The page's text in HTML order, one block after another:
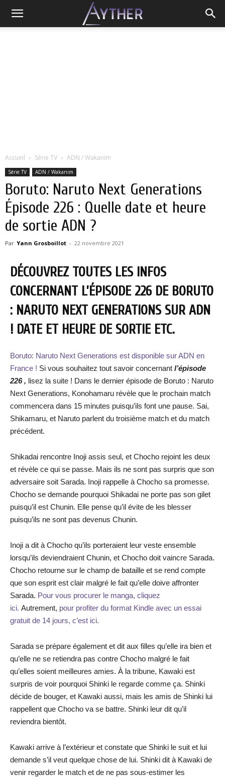
Accueil Série TV ADN / Wakanim
Série TV ADN / Wakanim
Boruto: Naruto Next Generations
Épisode 226 : Quelle date et heure
de sortie ADN ?
Par Yann Grosboillot - 22 novembre 2021
DÉCOUVREZ TOUTES LES INFOS
CONCERNANT L’ÉPISODE 226 DE BORUTO
: NARUTO NEXT GENERATIONS SUR ADN
! DATE ET HEURE DE SORTIE ETC.
Boruto: Naruto Next Generations est disponible sur ADN en
France ! Si vous souhaitez tout savoir concernant l’épisode
226 , lisez la suite ! Dans le dernier épisode de Boruto : Naruto
Next Generations, Konohamaru révèle que le prochain match
commencera dans 15 minutes puisqu’ils font une pause. Sai,
Shikamaru, et Naruto parlent du troisième match et du match
précédent.
Shikadai rencontre Inoji assis seul, et Chocho rejoint les deux
et révèle ce qui se passe. Mais ils ne sont pas surpris que son
adversaire soit Sarada. Inoji rappelle à Chocho sa promesse.
Chocho se demande pourquoi Shikadai ne porte pas son gilet
puisqu’il est Chunin. Elle pense qu’il évite de les blesser
puisqu’ils ne sont pas devenus Chunin.
Inoji a dit à Chocho qu’ils porteraient leur veste ensemble
lorsqu’ils deviendraient Chunin, et Chocho doit vaincre Sarada.
Chocho retourne sur le champ de bataille et se rend compte
que son esprit est clair malgré le fait qu’elle doive affronter
Sarada. Pour vous procurer le manga, cliquez
ici. Autrement, pour profiter du format Kindle avec un essai
gratuit de 14 jours, c’est ici.
Sarada se prépare également et dit aux filles qu’elle ira bien et
qu’elle ne se retiendra pas contre Chocho malgré le fait
qu’elles soient meilleures amies. À la tribune, Kawaki est
surpris de voir pourquoi Shinki le regarde comme ça. Shinki
décide de bouger, et Kawaki aussi, mais les amis de Shinki lui
rappellent que Chocho va se battre. Shinki leur dit qu’il
reviendra bientôt.
Kawaki arrive à l’extérieur et constate que Shinki le suit et lui
demande s’il veut quelque chose de lui. Shinki dit à Kawaki de
venir regarder le match et de ne pas sous-estimer les